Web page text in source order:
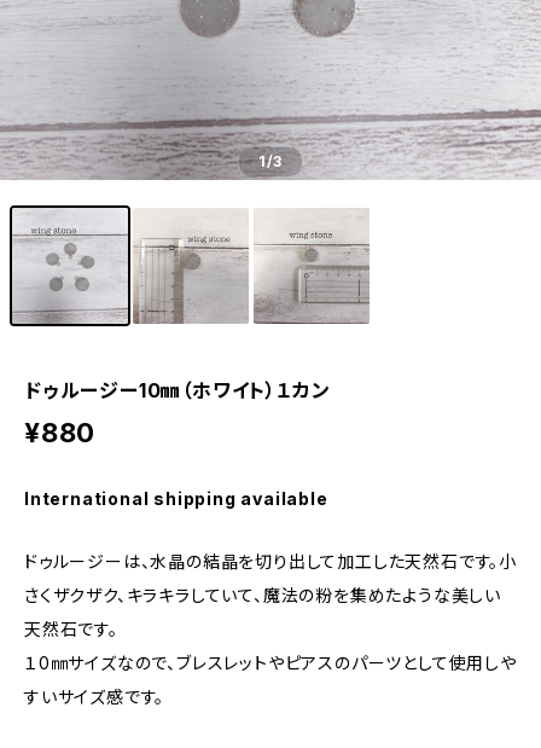
1/3
ドゥルージー10㎜（ホワイト）１カン
¥880
International shipping available
ドゥルージーは、水晶の結晶を切り出して加工した天然石です。小
さくザクザク、キラキラしていて、魔法の粉を集めたような美しい
天然石です。
１0㎜サイズなので、ブレスレットやピアスのパーツとして使用しや
すいサイズ感です。